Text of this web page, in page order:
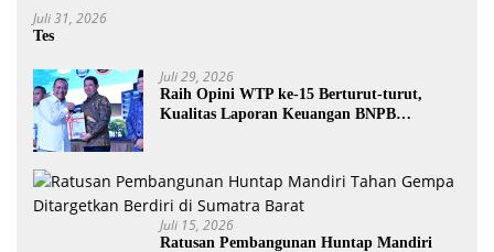
Juli 31, 2026
Tes
Juli 29, 2026
Raih Opini WTP ke-15 Berturut-turut,
Kualitas Laporan Keuangan BNPB
Juli 15, 2026
Ratusan Pembangunan Huntap Mandiri